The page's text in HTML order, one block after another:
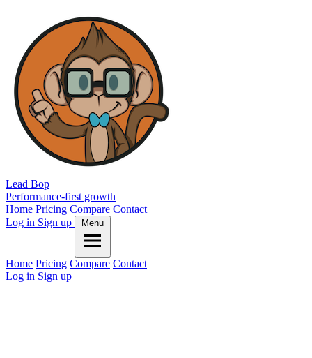
Lead Bop
Performance-first growth
Home Pricing Compare Contact
Log in Sign up Menu
Home Pricing Compare Contact
Log in Sign up